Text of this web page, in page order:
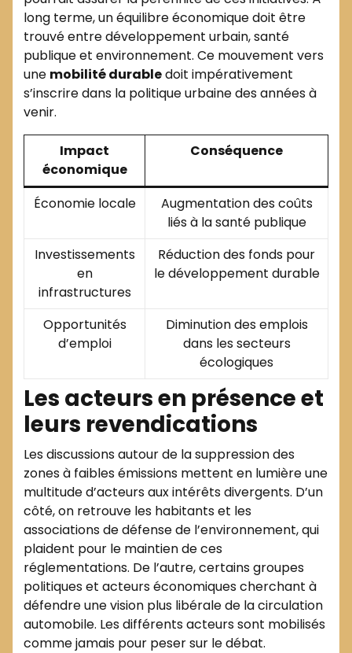
long terme, un équilibre économique doit être
trouvé entre développement urbain, santé
publique et environnement. Ce mouvement vers
une mobilité durabledoit impérativement
s’inscrire dans la politique urbaine des années à
venir.
Impact
économique
Conséquence
Économie locale
Augmentation des coûts
liés à la santé publique
Investissements
en
infrastructures
Réduction des fonds pour
le développement durable
Opportunités
d’emploi
Diminution des emplois
dans les secteurs
écologiques
Les acteurs en présence et
leurs revendications
Les discussions autour de la suppression des
zones à faibles émissions mettent en lumière une
multitude d’acteurs aux intérêts divergents. D’un
côté, on retrouve les habitants et les
associations de défense de l’environnement, qui
plaident pour le maintien de ces
réglementations. De l’autre, certains groupes
politiques et acteurs économiques cherchant à
défendre une vision plus libérale de la circulation
automobile. Les différents acteurs sont mobilisés
comme jamais pour peser sur le débat.